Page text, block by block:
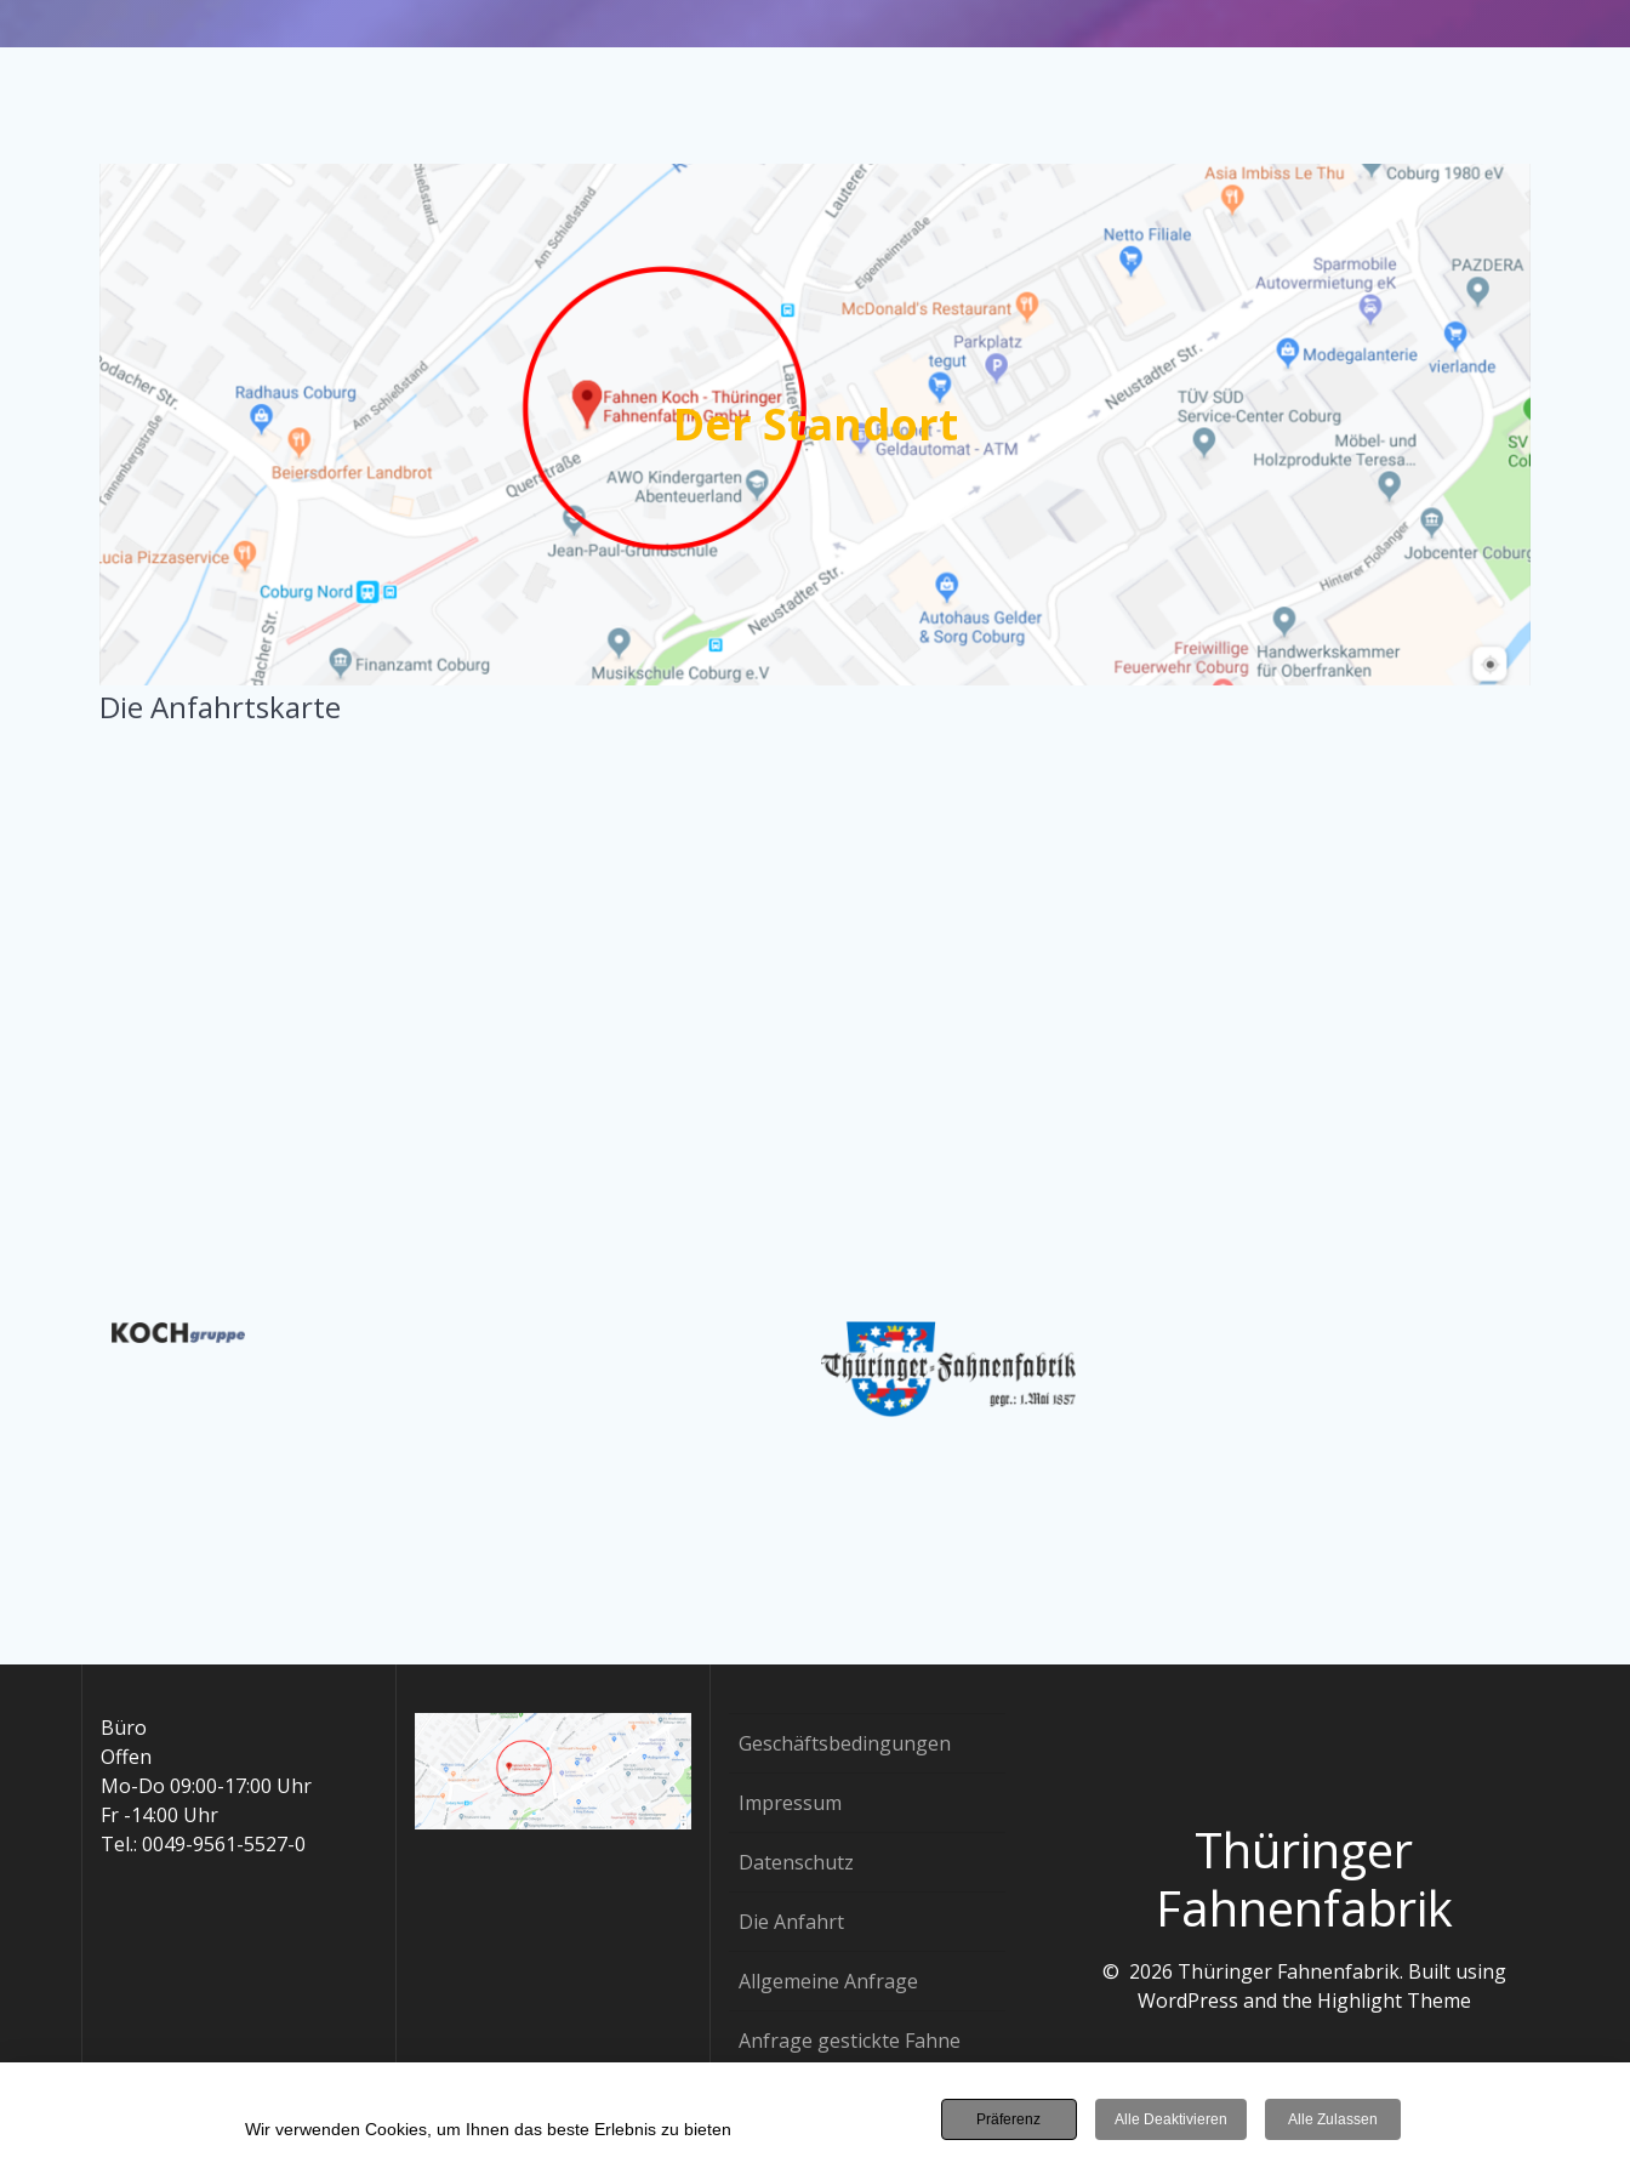
Der Standort
Die Anfahrtskarte
Büro
Offen
Mo-Do 09:00-17:00 Uhr
Fr -14:00 Uhr
Tel.: 0049-9561-5527-0
Geschäftsbedingungen
Impressum
Datenschutz
Die Anfahrt
Allgemeine Anfrage
Anfrage gestickte Fahne
Thüringer
Fahnenfabrik
© 2026 Thüringer Fahnenfabrik. Built using
WordPress and the Highlight Theme
Wir verwenden Cookies, um Ihnen das beste Erlebnis zu bieten Präferenz Alle Deaktivieren Alle Zulassen